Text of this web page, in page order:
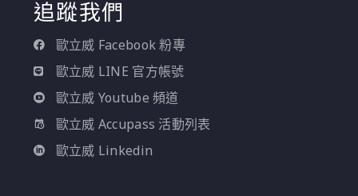
追蹤我們
歐立威 Facebook 粉專
歐立威 LINE 官方帳號
歐立威 Youtube 頻道
歐立威 Accupass 活動列表
歐立威 Linkedin